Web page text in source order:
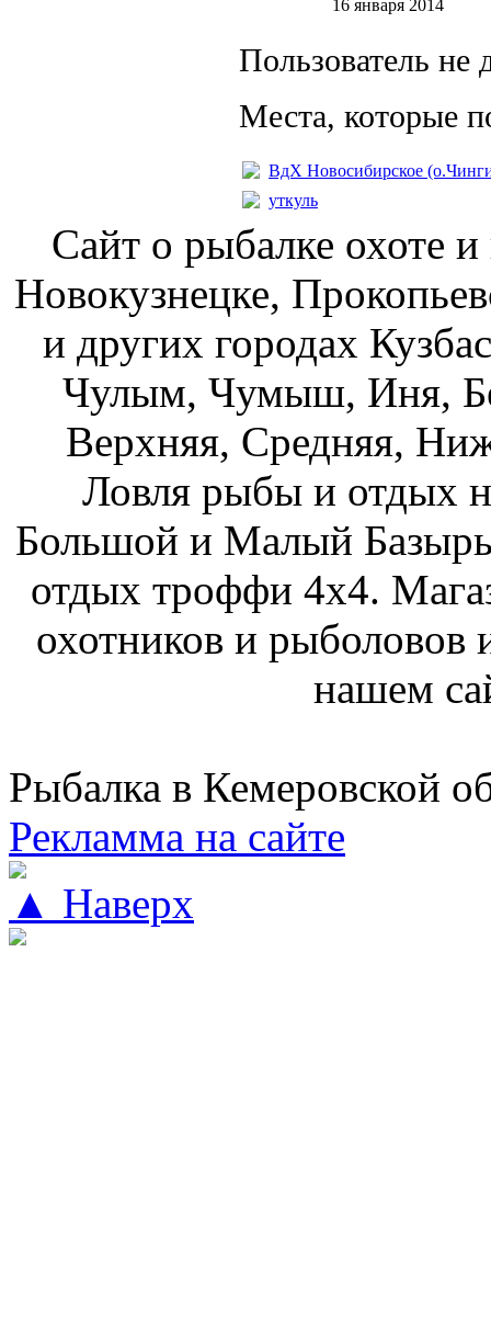
16 января 2014
Пользователь не
Места, которые
ВдХ Новосибирское
уткуль
Сайт о рыбалке охоте
Новокузнецке,
и других городах
Чулым, Чумыш, Иня,
Верхняя, Средняя,
Ловля рыбы и отдых
Большой и Малый
отдых троффи 4х4.
охотников и рыболовов
нашем
Рыбалка в Кемеровской
Рекламма на сайте
▲ Наверх